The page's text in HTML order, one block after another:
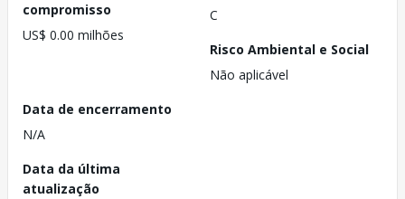
compromisso
US$ 0.00 milhões
C
Risco Ambiental e Social
Não aplicável
Data de encerramento
N/A
Data da última
atualização